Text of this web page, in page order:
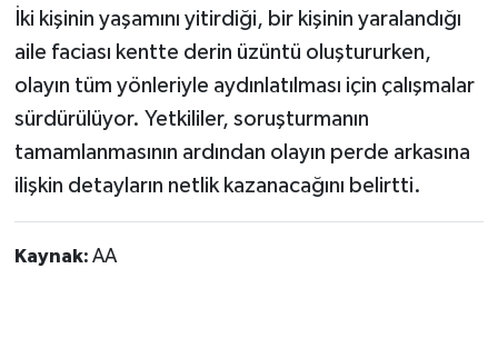
İki kişinin yaşamını yitirdiği, bir kişinin yaralandığı
aile faciası kentte derin üzüntü oluştururken,
olayın tüm yönleriyle aydınlatılması için çalışmalar
sürdürülüyor. Yetkililer, soruşturmanın
tamamlanmasının ardından olayın perde arkasına
ilişkin detayların netlik kazanacağını belirtti.
Kaynak: AA